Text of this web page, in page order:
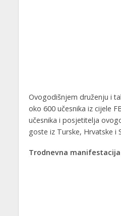
Ovogodišnjem druženju i
oko 600 učesnika iz cijele
učesnika i posjetitelja
goste iz Turske, Hrvatske i
Trodnevna manifestacija